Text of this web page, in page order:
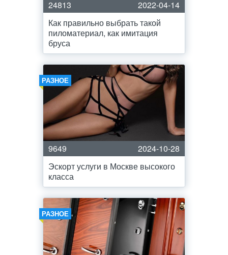
24813
2022-04-14
Как правильно выбрать такой
пиломатериал, как имитация
бруса
РАЗНОЕ
9649
2024-10-28
Эскорт услуги в Москве высокого
класса
РАЗНОЕ